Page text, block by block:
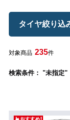
タイヤ絞り込
対象商品 235件
検索条件： "未指定"